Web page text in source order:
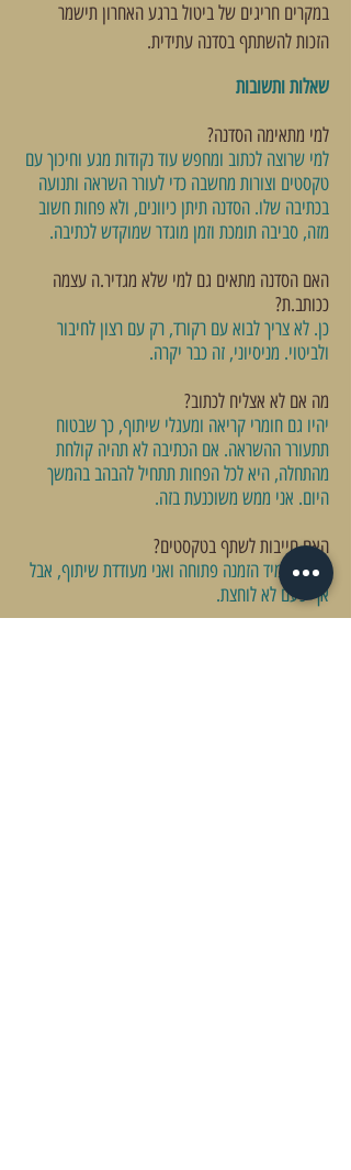
במקרים חריגים של ביטול ברגע האחרון תישמר
הזכות להשתתף בסדנה עתידית.
שאלות ותשובות
למי מתאימה הסדנה?
למי שרוצה לכתוב ומחפש עוד נקודות מגע וחיכוך עם
טקסטים וצורות מחשבה כדי לעורר השראה ותנועה
בכתיבה שלו. הסדנה תיתן כיוונים, ולא פחות חשוב
מזה, סביבה תומכת וזמן מוגדר שמוקדש לכתיבה.
האם הסדנה מתאים גם למי שלא מגדיר.ה עצמה
ככותב.ת?
כן. לא צריך לבוא עם רקורד, רק עם רצון לחיבור
ולביטוי. מניסיוני, זה כבר יקרה.
מה אם לא אצליח לכתוב?
יהיו גם חומרי קריאה ומעגלי שיתוף, כך שבטוח
תתעורר ההשראה. אם הכתיבה לא תהיה קולחת
מהתחלה, היא לכל הפחות תתחיל להבהב בהמשך
היום. אני ממש משוכנעת בזה.
האם חייבות לשתף בטקסטים?
לא. זו תמיד הזמנה פתוחה ואני מעודדת שיתוף, אבל
אף פעם לא לוחצת.